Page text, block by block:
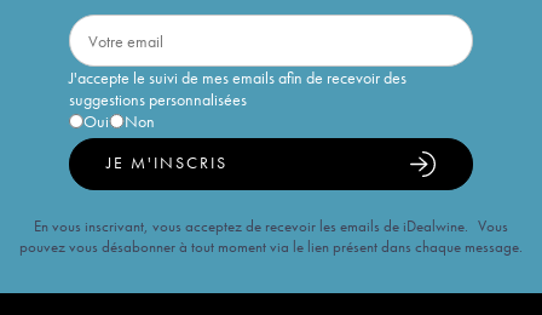
J'accepte le suivi de mes emails afin de recevoir des
suggestions personnalisées
Oui
Non
JE M'INSCRIS
En vous inscrivant, vous acceptez de recevoir les emails de iDealwine. Vous
pouvez vous désabonner à tout moment via le lien présent dans chaque message.